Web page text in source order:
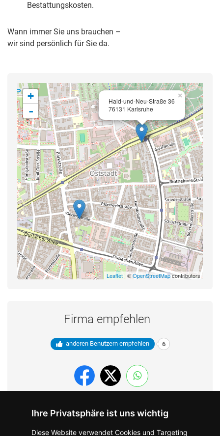
Ihre Privatsphäre ist uns wichtig
Diese Website verwendet Cookies und Targeting
Bestattungskosten.
Wann immer Sie uns brauchen –
wir sind persönlich für Sie da.
×
Haid-und-Neu-Straße 36
76131 Karlsruhe
+
-
Leaflet| ©OpenStreetMapcontributors
Firma empfehlen
anderen Benutzern empfehlen 6